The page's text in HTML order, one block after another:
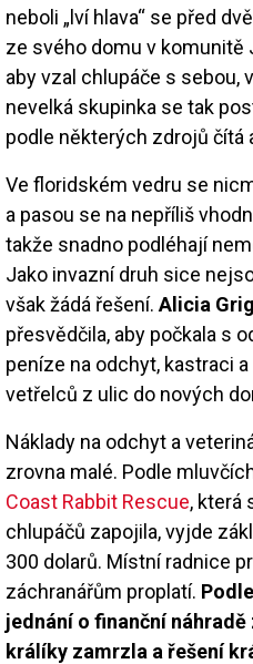
neboli „lví hlava“ se před
ze svého domu v
aby vzal chlupáče s sebou,
nevelká skupinka se tak
podle některých zdrojů čítá
Ve floridském vedru se
a pasou se na nepříliš
takže snadno podléhají
Jako invazní druh sice
však žádá řešení. Alicia
přesvědčila, aby počkala s
peníze na odchyt, kastraci
vetřelců z ulic do nových
Náklady na odchyt a
zrovna malé. Podle
Coast Rabbit Rescue, která
chlupáčů zapojila, vyjde
300 dolarů. Místní radnice
záchranářům proplatí.
jednání o finanční
králíky zamrzla a řešení